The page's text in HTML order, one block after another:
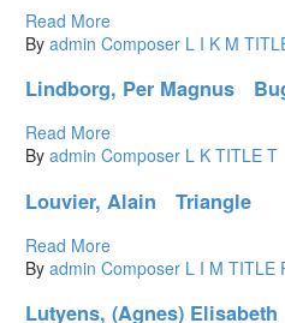
Read More
By admin Composer L I K M
Lindborg, Per Magnus
Read More
By admin Composer L K TITLE T
Louvier, Alain Triangle
Read More
By admin Composer L I M TITLE
Lutyens, (Agnes)